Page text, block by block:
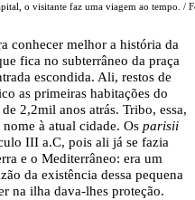
o visitante faz uma viagem ao tempo. /
conhecer melhor a história da
fica no subterrâneo da praça
escondida. Ali, restos de
as primeiras habitações do
de 2,2mil anos atrás. Tribo, essa,
à atual cidade. Os parisii
III a.C, pois ali já se fazia
e o Mediterrâneo: era um
da existência dessa pequena
na ilha dava-lhes proteção.